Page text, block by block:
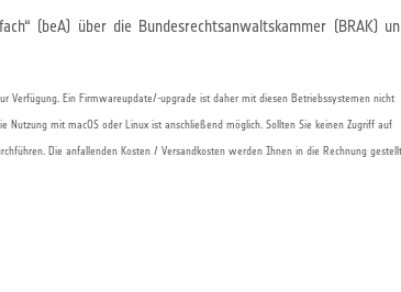
(beA) über die Bundesrechtsanwaltskammer (BRAK)
Verfügung. Ein Firmwareupdate/-upgrade ist daher mit diesen Betriebssystemen nicht
mit macOS oder Linux ist anschließend möglich. Sollten Sie keinen Zugriff auf
Die anfallenden Kosten / Versandkosten werden Ihnen in die Rechnung gestellt.